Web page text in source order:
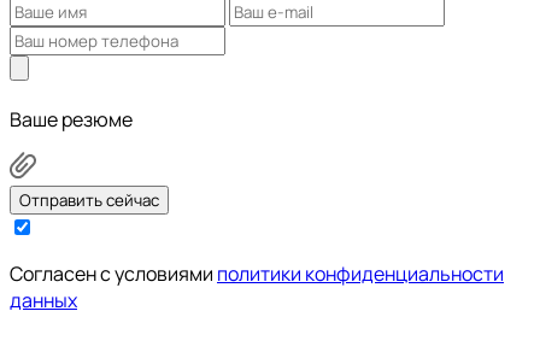
Ваше резюме
Отправить сейчас
Cогласен с условиями политики конфиденциальности
данных